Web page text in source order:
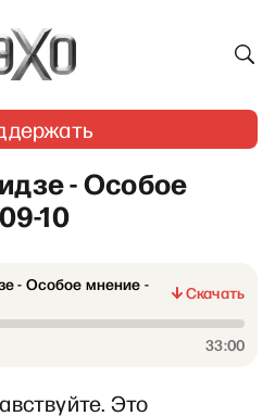
- Особое
10
- Особое мнение -
Скачать
33:00
Это